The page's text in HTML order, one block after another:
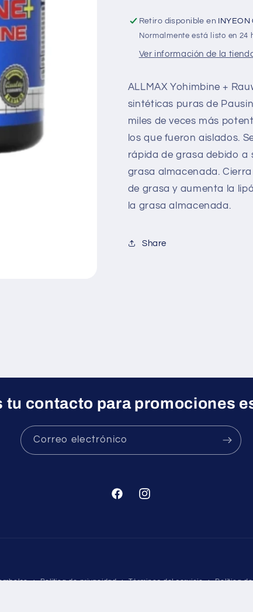
Retiro disponible en INYEON
Normalmente está listo en 24
Ver información de la
ALLMAX Yohimbine +
sintéticas puras de
miles de veces más
los que fueron aislados.
rápida de grasa debido a
grasa almacenada.
de grasa y aumenta la
la grasa almacenada.
Share
tu contacto para promociones
Correo electrónico
FacebookInstagram
Política de privacidad Términos del servicio Política